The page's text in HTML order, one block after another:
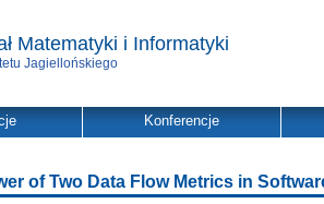
Matematyki i Informatyki
Jagiellońskiego
Konferencje
of Two Data Flow Metrics in